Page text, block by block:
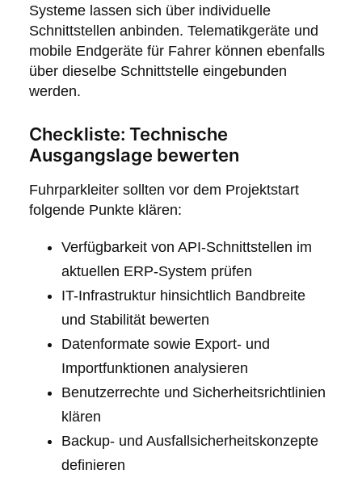
Systeme lassen sich über individuelle
Schnittstellen anbinden. Telematikgeräte und
mobile Endgeräte für Fahrer können ebenfalls
über dieselbe Schnittstelle eingebunden
werden.
Checkliste: Technische
Ausgangslage bewerten
Fuhrparkleiter sollten vor dem Projektstart
folgende Punkte klären:
Verfügbarkeit von API-Schnittstellen im
aktuellen ERP-System prüfen
IT-Infrastruktur hinsichtlich Bandbreite
und Stabilität bewerten
Datenformate sowie Export- und
Importfunktionen analysieren
Benutzerrechte und Sicherheitsrichtlinien
klären
Backup- und Ausfallsicherheitskonzepte
definieren